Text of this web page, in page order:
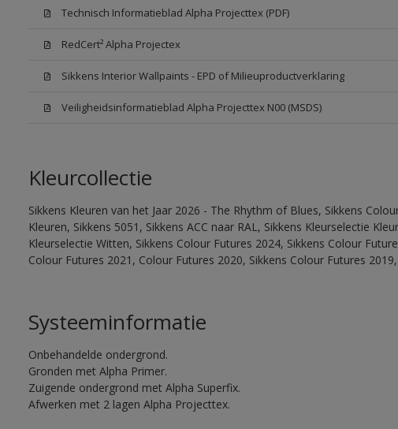
Technisch Informatieblad Alpha Projecttex (PDF)
RedCert² Alpha Projectex
Sikkens Interior Wallpaints - EPD of Milieuproductverklaring
Veiligheidsinformatieblad Alpha Projecttex N00 (MSDS)
Kleurcollectie
Sikkens Kleuren van het Jaar 2026 - The Rhythm of Blues, Sikkens
Kleuren, Sikkens 5051, Sikkens ACC naar RAL, Sikkens Kleurselectie
Kleurselectie Witten, Sikkens Colour Futures 2024, Sikkens Colour
Colour Futures 2021, Colour Futures 2020, Sikkens Colour Futures
Systeeminformatie
Onbehandelde ondergrond.
Gronden met Alpha Primer.
Zuigende ondergrond met Alpha Superfix.
Afwerken met 2 lagen Alpha Projecttex.